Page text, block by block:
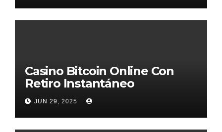
Casino Bitcoin Online Con
Retiro Instantáneo
JUN 29, 2025